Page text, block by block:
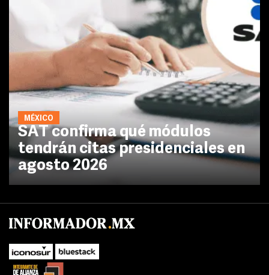
MÉXICO
SAT confirma qué módulos
tendrán citas presidenciales en
agosto 2026